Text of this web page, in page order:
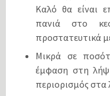
Καλό θα είναι
πανιά στο
προστατευτικά
Μικρά σε
έμφαση στη
περιορισμός στα